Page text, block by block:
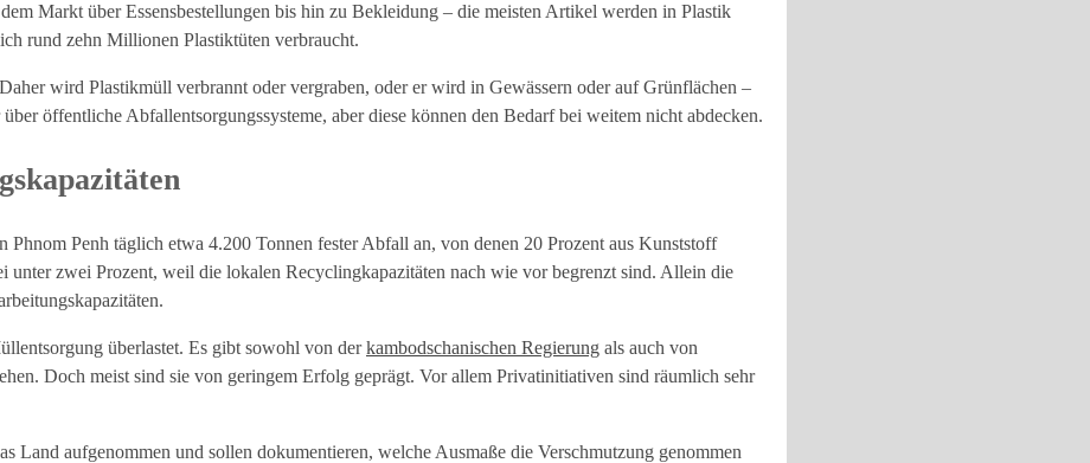
Markt über Essensbestellungen bis hin zu Bekleidung – die meisten Artikel werden in Plastik
rund zehn Millionen Plastiktüten verbraucht.
wird Plastikmüll verbrannt oder vergraben, oder er wird in Gewässern oder auf Grünflächen –
öffentliche Abfallentsorgungssysteme, aber diese können den Bedarf bei weitem nicht abdecken.
Penh täglich etwa 4.200 Tonnen fester Abfall an, von denen 20 Prozent aus Kunststoff
unter zwei Prozent, weil die lokalen Recyclingkapazitäten nach wie vor begrenzt sind. Allein die
überlastet. Es gibt sowohl von derkambodschanischen Regierung als auch von
Doch meist sind sie von geringem Erfolg geprägt. Vor allem Privatinitiativen sind räumlich sehr
Land aufgenommen und sollen dokumentieren, welche Ausmaße die Verschmutzung genommen